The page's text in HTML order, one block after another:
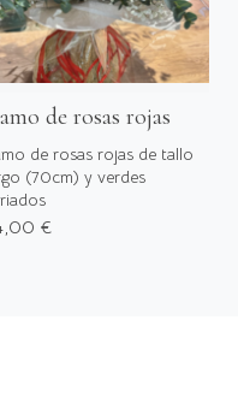
de rosas rojas
de rosas rojas de tallo
(70cm) y verdes
€